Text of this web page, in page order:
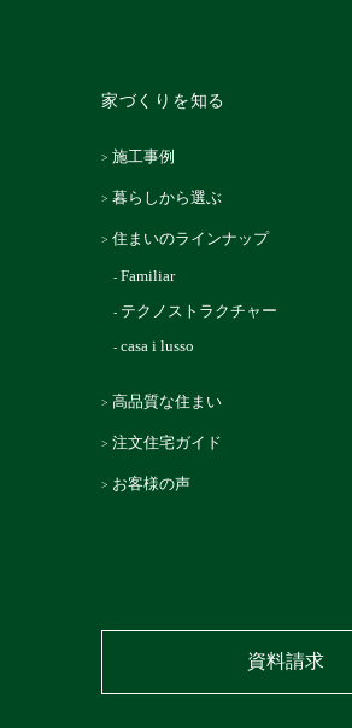
家づくりを知る
施工事例
暮らしから選ぶ
住まいのラインナップ
Familiar
テクノストラクチャー
casa i lusso
高品質な住まい
注文住宅ガイド
お客様の声
資料請求